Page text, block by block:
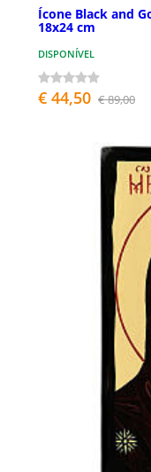
Ícone Black and
18x24 cm
DISPONÍVEL
€ 44,50 € 89,00